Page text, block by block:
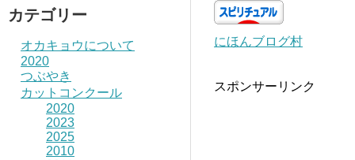
カテゴリー
オカキョウについて
2020
つぶやき
カットコンクール
2020
2023
2025
2010
にほんブログ村
スポンサーリンク